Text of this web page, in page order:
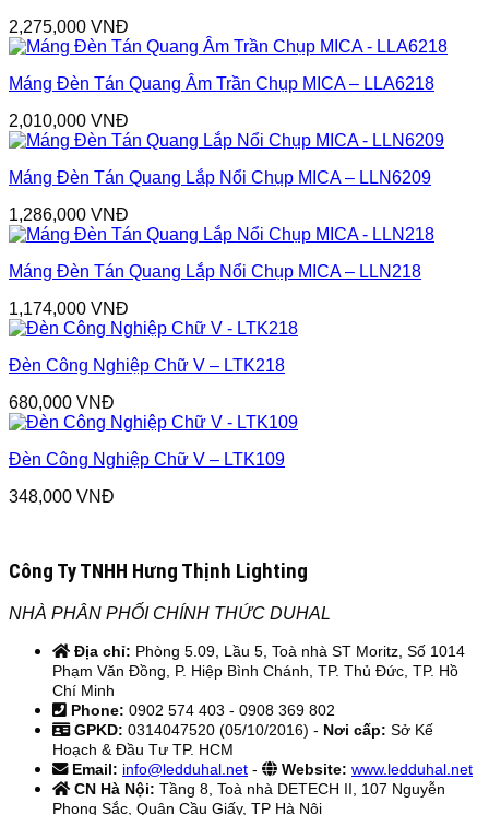
2,275,000 VNĐ
Máng Đèn Tán Quang Âm Trần Chụp MICA – LLA6218
2,010,000 VNĐ
Máng Đèn Tán Quang Lắp Nổi Chụp MICA – LLN6209
1,286,000 VNĐ
Máng Đèn Tán Quang Lắp Nổi Chụp MICA – LLN218
1,174,000 VNĐ
Đèn Công Nghiệp Chữ V – LTK218
680,000 VNĐ
Đèn Công Nghiệp Chữ V – LTK109
348,000 VNĐ
Công Ty TNHH Hưng Thịnh Lighting
NHÀ PHÂN PHỐI CHÍNH THỨC DUHAL
Địa chỉ: Phòng 5.09, Lầu 5, Toà nhà ST Moritz, Số 1014
Phạm Văn Đồng, P. Hiệp Bình Chánh, TP. Thủ Đức, TP. Hồ
Chí Minh
Phone: 0902 574 403 - 0908 369 802
GPKD: 0314047520 (05/10/2016) - Nơi cấp: Sở Kế
Hoạch & Đầu Tư TP. HCM
Email: info@ledduhal.net - Website: www.ledduhal.net
CN Hà Nội: Tầng 8, Toà nhà DETECH II, 107 Nguyễn
Phong Sắc, Quận Cầu Giấy, TP Hà Nội